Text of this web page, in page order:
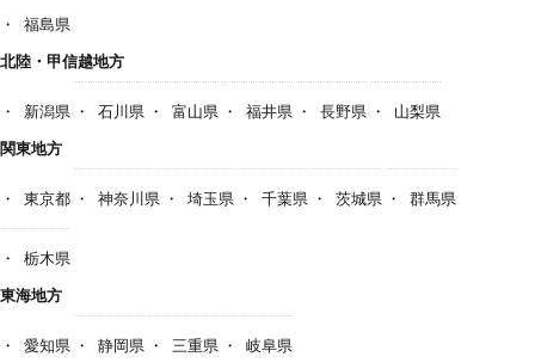
福島県
北陸・甲信越地方
新潟県 石川県 富山県 福井県 長野県
山梨県
関東地方
東京都 神奈川県 埼玉県 千葉県 茨城県 群馬県
栃木県
東海地方
愛知県 静岡県 三重県
岐阜県